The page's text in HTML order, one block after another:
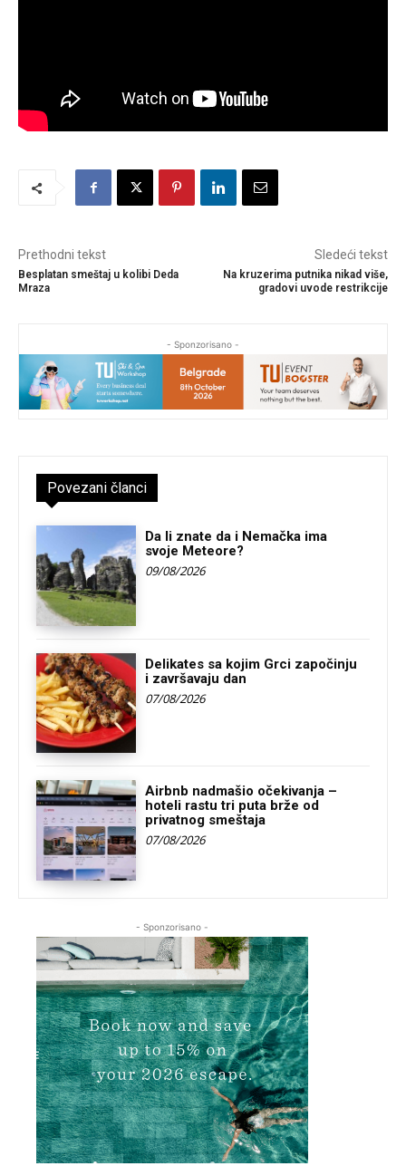
Prethodni tekst
Besplatan smeštaj u kolibi Deda
Mraza
Sledeći tekst
Na kruzerima putnika nikad više,
gradovi uvode restrikcije
- Sponzorisano -
Povezani članci
Da li znate da i Nemačka ima
svoje Meteore?
09/08/2026
Delikates sa kojim Grci započinju
i završavaju dan
07/08/2026
Airbnb nadmašio očekivanja –
hoteli rastu tri puta brže od
privatnog smeštaja
07/08/2026
- Sponzorisano -